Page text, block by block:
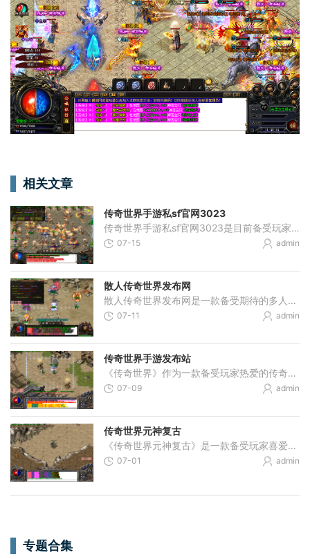
相关文章
传奇世界手游私sf官网3023
传奇世界手游私sf官网3023是目前备受玩家热爱的一款手机游戏。作为一款多人在线角色扮演游戏（MMORPG），传奇世界手游私sf官网3023提供了丰富的游戏内容和多样化的玩法，让玩家能够
07-15 admin
散人传奇世界发布网
散人传奇世界发布网是一款备受期待的多人在线角色扮演游戏。作为一款新型的精品手机游戏，散人传奇世界发布网将带给玩家一个真实、丰富而又刺激的游戏体验。散人传奇世界发布
07-11 admin
传奇世界手游发布站
《传奇世界》作为一款备受玩家热爱的传奇系列游戏，自问世以来就以其精美的画面、刺激的战斗以及丰富的玩法吸引了众多玩家的关注。传奇世界手游正式上线，并且推出了专属的发
07-09 admin
传奇世界元神复古
《传奇世界元神复古》是一款备受玩家喜爱的中文游戏，下面将为大家介绍它的具体玩法。我们来了解一下游戏的背景设定。《传奇世界元神复古》是一款传承自经典传奇游戏的复古版
07-01 admin
专题合集